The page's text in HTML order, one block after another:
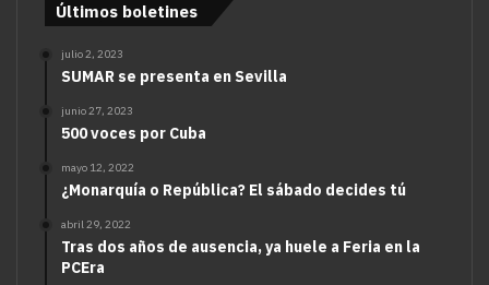
Últimos boletines
julio 2, 2023
SUMAR se presenta en Sevilla
junio 27, 2023
500 voces por Cuba
mayo 12, 2022
¿Monarquía o República? El sábado decides tú
abril 29, 2022
Tras dos años de ausencia, ya huele a Feria en la
PCEra